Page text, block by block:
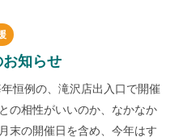
知らせ
例の、滝沢店出入口で開催
の相性がいいのか、なかなか
末の開催日を含め、今年はす